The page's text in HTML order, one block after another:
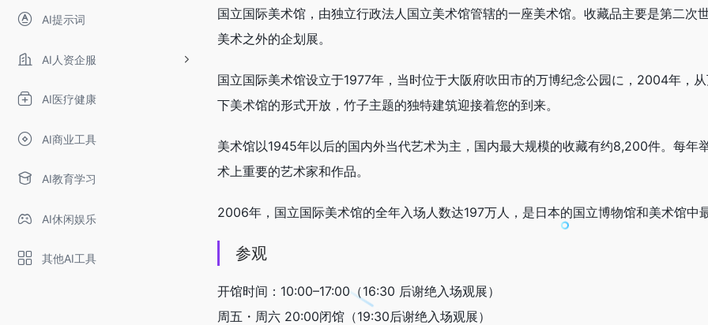
AI提示词
AI人资企服
AI医疗健康
AI商业工具
AI教育学习
AI休闲娱乐
其他AI工具
国立国际美术馆，由独立行政法人国立美术馆管辖的一座美术馆。收藏品主要是第二
美术之外的企划展。
国立国际美术馆设立于1977年，当时位于大阪府吹田市的万博纪念公园に，2004年，
下美术馆的形式开放，竹子主题的独特建筑迎接着您的到来。
美术馆以1945年以后的国内外当代艺术为主，国内最大规模的收藏有约8,200件。每
术上重要的艺术家和作品。
2006年，国立国际美术馆的全年入场人数达197万人，是日本的国立博物馆和美术馆中
参观
开馆时间：10:00–17:00（16:30 后谢绝入场观展）
周五・周六 20:00闭馆（19:30后谢绝入场观展）